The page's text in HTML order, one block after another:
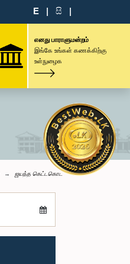
E | සි |
எனது பாராளுமன்றம்
இங்கே உங்கள் கணக்கிற்கு
உள்நுழைக
ஜயந்த கெட்டகொட